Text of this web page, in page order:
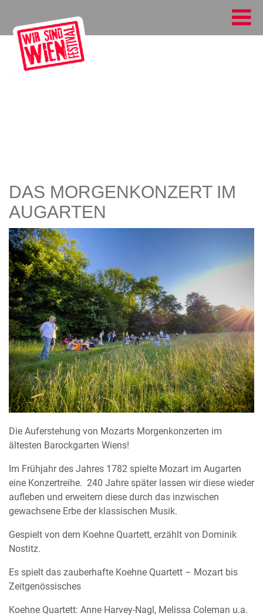
DAS MORGENKONZERT IM
AUGARTEN
Die Auferstehung von Mozarts Morgenkonzerten im
ältesten Barockgarten Wiens!
Im Frühjahr des Jahres 1782 spielte Mozart im Augarten
eine Konzertreihe. 240 Jahre später lassen wir diese wieder
aufleben und erweitern diese durch das inzwischen
gewachsene Erbe der klassischen Musik.
Gespielt von dem Koehne Quartett, erzählt von Dominik
Nostitz.
Es spielt das zauberhafte Koehne Quartett – Mozart bis
Zeitgenössisches
Koehne Quartett: Anne Harvey-Nagl, Melissa Coleman u.a.